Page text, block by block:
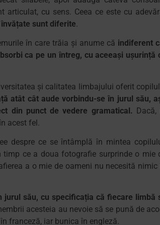
cu sens. Ceea ce este cu
sunt diferite.
în care trăia și anume că indiferent
ca pe un întreg, cu aceeași ușurință
și calitatea limbajului oferit
atât cât aude vorbindu-se în jurul său,
din punct de vedere gramatical. Dacă,
acest fel.
despre ce se întâmplă în mintea
ce a doua fotografie surprinde o mie
a o mie de oameni nu necesită nimic
său, cu specificația că fiecare limbă
acesteia au nevoie să se pună de
franceză, iar bunica în engleză.